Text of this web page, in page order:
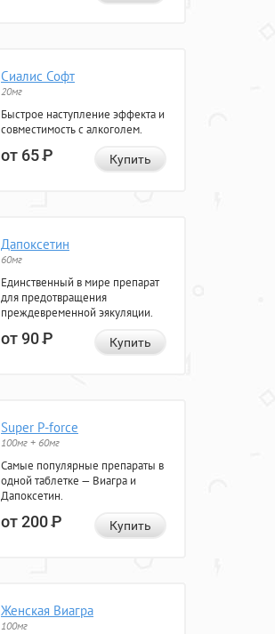
Сиалис Софт
20мг
Быстрое наступление эффекта и
совместимость с алкоголем.
от 65Р Купить
Дапоксетин
60мг
Единственный в мире препарат
для предотвращения
преждевременной эякуляции.
от 90Р Купить
Super P-force
100мг + 60мг
Самые популярные препараты в
одной таблетке — Виагра и
Дапоксетин.
от 200Р Купить
Женская Виагра
100мг